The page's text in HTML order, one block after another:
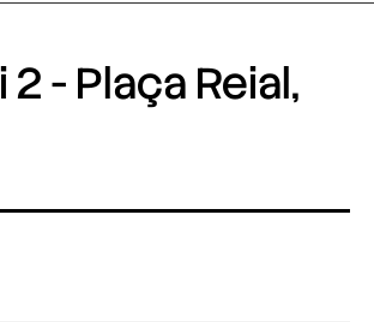
- Plaça Reial,